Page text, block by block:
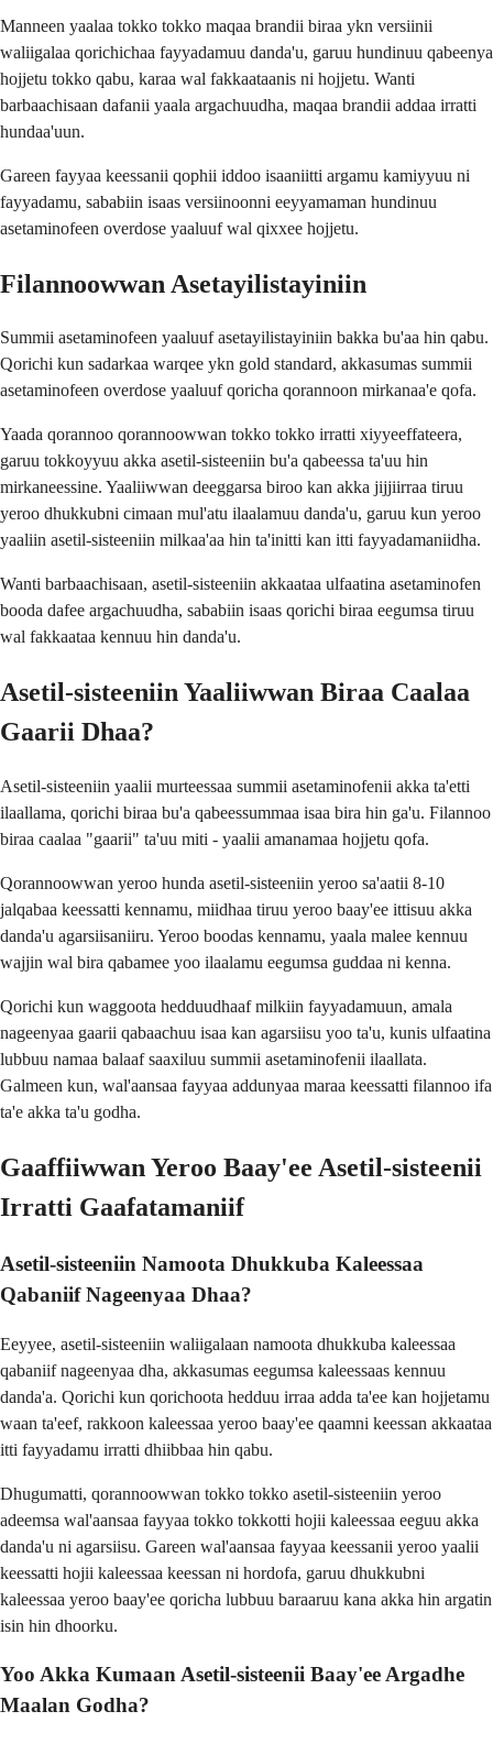
Manneen yaalaa tokko tokko maqaa brandii biraa ykn versiinii
waliigalaa qorichichaa fayyadamuu danda'u, garuu hundinuu qabeenya
hojjetu tokko qabu, karaa wal fakkaataanis ni hojjetu. Wanti
barbaachisaan dafanii yaala argachuudha, maqaa brandii addaa irratti
hundaa'uun.
Gareen fayyaa keessanii qophii iddoo isaaniitti argamu kamiyyuu ni
fayyadamu, sababiin isaas versiinoonni eeyyamaman hundinuu
asetaminofeen overdose yaaluuf wal qixxee hojjetu.
Filannoowwan Asetayilistayiniin
Summii asetaminofeen yaaluuf asetayilistayiniin bakka bu'aa hin qabu.
Qorichi kun sadarkaa warqee ykn gold standard, akkasumas summii
asetaminofeen overdose yaaluuf qoricha qorannoon mirkanaa'e qofa.
Yaada qorannoo qorannoowwan tokko tokko irratti xiyyeeffateera,
garuu tokkoyyuu akka asetil-sisteeniin bu'a qabeessa ta'uu hin
mirkaneessine. Yaaliiwwan deeggarsa biroo kan akka jijjiirraa tiruu
yeroo dhukkubni cimaan mul'atu ilaalamuu danda'u, garuu kun yeroo
yaaliin asetil-sisteeniin milkaa'aa hin ta'initti kan itti fayyadamaniidha.
Wanti barbaachisaan, asetil-sisteeniin akkaataa ulfaatina asetaminofen
booda dafee argachuudha, sababiin isaas qorichi biraa eegumsa tiruu
wal fakkaataa kennuu hin danda'u.
Asetil-sisteeniin Yaaliiwwan Biraa Caalaa
Gaarii Dhaa?
Asetil-sisteeniin yaalii murteessaa summii asetaminofenii akka ta'etti
ilaallama, qorichi biraa bu'a qabeessummaa isaa bira hin ga'u. Filannoo
biraa caalaa "gaarii" ta'uu miti - yaalii amanamaa hojjetu qofa.
Qorannoowwan yeroo hunda asetil-sisteeniin yeroo sa'aatii 8-10
jalqabaa keessatti kennamu, miidhaa tiruu yeroo baay'ee ittisuu akka
danda'u agarsiisaniiru. Yeroo boodas kennamu, yaala malee kennuu
wajjin wal bira qabamee yoo ilaalamu eegumsa guddaa ni kenna.
Qorichi kun waggoota hedduudhaaf milkiin fayyadamuun, amala
nageenyaa gaarii qabaachuu isaa kan agarsiisu yoo ta'u, kunis ulfaatina
lubbuu namaa balaaf saaxiluu summii asetaminofenii ilaallata.
Galmeen kun, wal'aansaa fayyaa addunyaa maraa keessatti filannoo ifa
ta'e akka ta'u godha.
Gaaffiiwwan Yeroo Baay'ee Asetil-sisteenii
Irratti Gaafatamaniif
Asetil-sisteeniin Namoota Dhukkuba Kaleessaa
Qabaniif Nageenyaa Dhaa?
Eeyyee, asetil-sisteeniin waliigalaan namoota dhukkuba kaleessaa
qabaniif nageenyaa dha, akkasumas eegumsa kaleessaas kennuu
danda'a. Qorichi kun qorichoota hedduu irraa adda ta'ee kan hojjetamu
waan ta'eef, rakkoon kaleessaa yeroo baay'ee qaamni keessan akkaataa
itti fayyadamu irratti dhiibbaa hin qabu.
Dhugumatti, qorannoowwan tokko tokko asetil-sisteeniin yeroo
adeemsa wal'aansaa fayyaa tokko tokkotti hojii kaleessaa eeguu akka
danda'u ni agarsiisu. Gareen wal'aansaa fayyaa keessanii yeroo yaalii
keessatti hojii kaleessaa keessan ni hordofa, garuu dhukkubni
kaleessaa yeroo baay'ee qoricha lubbuu baraaruu kana akka hin argatin
isin hin dhoorku.
Yoo Akka Kumaan Asetil-sisteenii Baay'ee Argadhe
Maalan Godha?